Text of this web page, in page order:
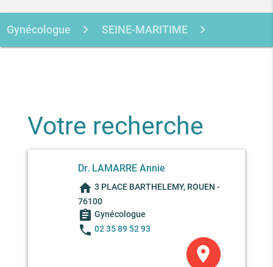
Gynécologue SEINE-MARITIME
Votre recherche
Dr. LAMARRE Annie
home 3 PLACE BARTHELEMY, ROUEN -
76100
assignment Gynécologue
phone 02 35 89 52 93
location_on